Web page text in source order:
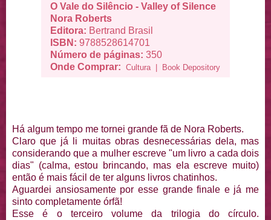
O Vale do Silêncio - Valley of Silence
Nora Roberts
Editora: Bertrand Brasil
ISBN: 9788528614701
Número de páginas: 350
Onde Comprar:
Cultura | Book Depository
Há algum tempo me tornei grande fã de Nora Roberts.
Claro que já li muitas obras desnecessárias dela, mas
considerando que a mulher escreve "um livro a cada dois
dias" (calma, estou brincando, mas ela escreve muito)
então é mais fácil de ter alguns livros chatinhos.
Aguardei ansiosamente por esse grande finale e já me
sinto completamente órfã!
Esse é o terceiro volume da trilogia do círculo.